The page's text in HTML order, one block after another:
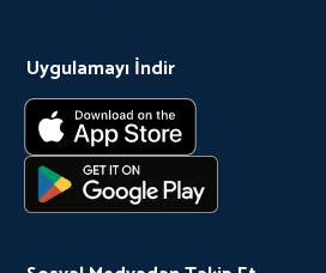
Uygulamayı İndir